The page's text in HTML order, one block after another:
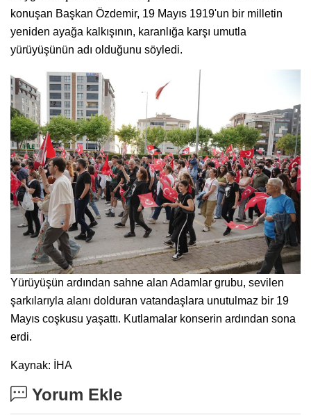
konuşan Başkan Özdemir, 19 Mayıs 1919'un bir milletin
yeniden ayağa kalkışının, karanlığa karşı umutla
yürüyüşünün adı olduğunu söyledi.
Yürüyüşün ardından sahne alan Adamlar grubu, sevilen
şarkılarıyla alanı dolduran vatandaşlara unutulmaz bir 19
Mayıs coşkusu yaşattı. Kutlamalar konserin ardından sona
erdi.
Kaynak: İHA
Yorum Ekle